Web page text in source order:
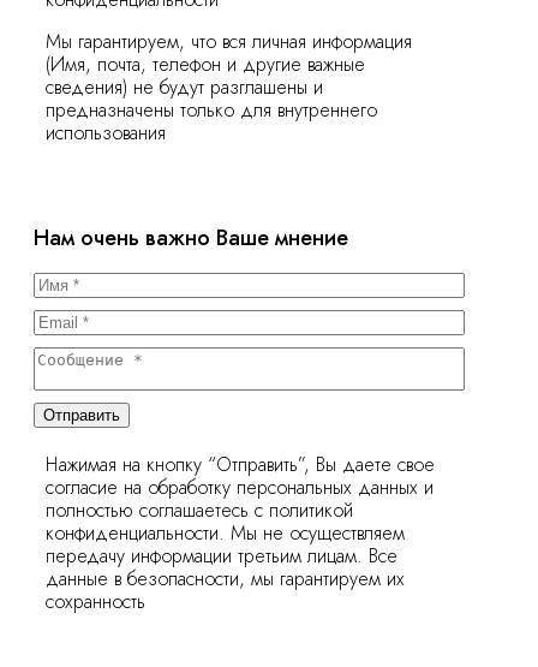
Мы гарантируем, что вся личная информация
(Имя, почта, телефон и другие важные
сведения) не будут разглашены и
предназначены только для внутреннего
использования
Нам очень важно Ваше мнение
Отправить
Нажимая на кнопку “Отправить”, Вы даете свое
согласие на обработку персональных данных и
полностью соглашаетесь с политикой
конфиденциальности. Мы не осуществляем
передачу информации третьим лицам. Все
данные в безопасности, мы гарантируем их
сохранность